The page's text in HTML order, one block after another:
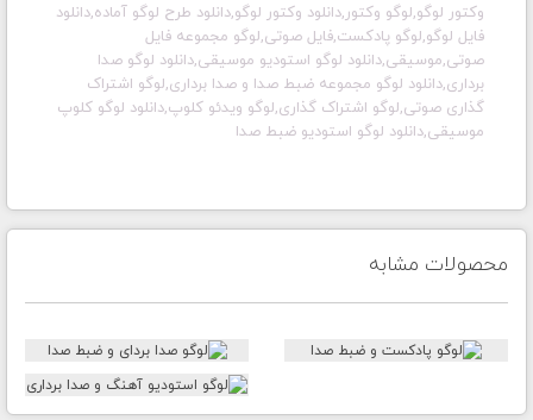
وکتور لوگو,لوگو وکتور,دانلود وکتور لوگو,دانلود طرح لوگو آماده,دانلود
فایل لوگو,لوگو پادکست,فایل صوتی,لوگو مجموعه فایل
صوتی,موسیقی,دانلود لوگو استودیو موسیقی,دانلود لوگو صدا
برداری,دانلود لوگو مجموعه ضبط صدا و صدا برداری,لوگو اشتراک
گذاری صوتی,لوگو اشتراک گذاری,لوگو ویدئو کلوپ,دانلود لوگو کلوپ
موسیقی,دانلود لوگو استودیو ضبط صدا
محصولات مشابه